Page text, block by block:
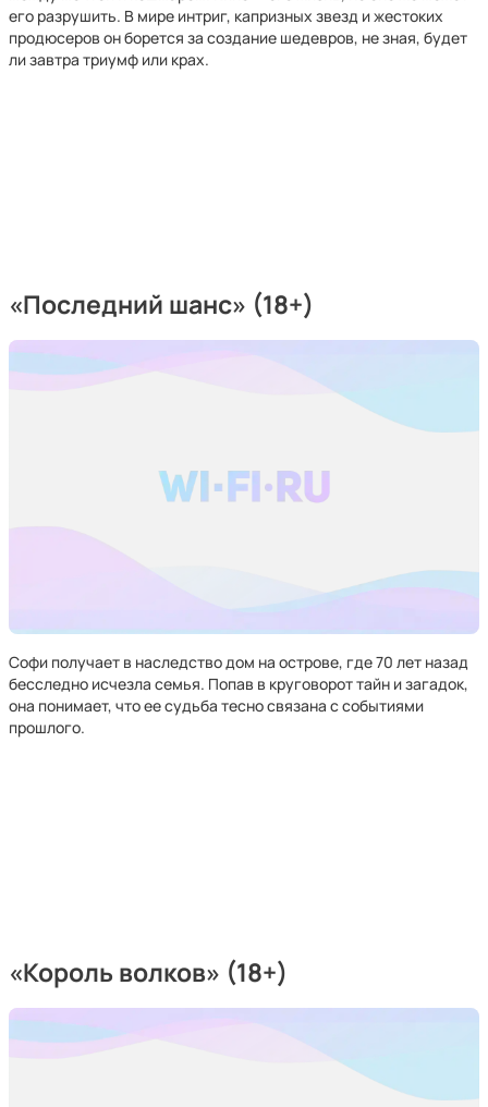
его разрушить. В мире интриг, капризных звезд и жестоких
продюсеров он борется за создание шедевров, не зная, будет
ли завтра триумф или крах.
«Последний шанс» (18+)
Софи получает в наследство дом на острове, где 70 лет назад
бесследно исчезла семья. Попав в круговорот тайн и загадок,
она понимает, что ее судьба тесно связана с событиями
прошлого.
«Король волков» (18+)